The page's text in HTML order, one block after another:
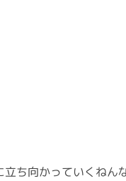
ち向かっていくねん